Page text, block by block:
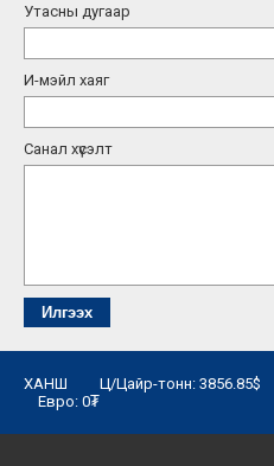
Утасны дугаар
И-мэйл хаяг
Санал хүсэлт
ХАНШ Ц/Цайр-тонн:
Евро: 0₮